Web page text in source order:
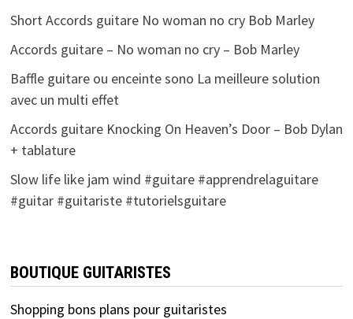
Short Accords guitare No woman no cry Bob Marley
Accords guitare – No woman no cry – Bob Marley
Baffle guitare ou enceinte sono La meilleure solution
avec un multi effet
Accords guitare Knocking On Heaven’s Door – Bob Dylan
+ tablature
Slow life like jam wind #guitare #apprendrelaguitare
#guitar #guitariste #tutorielsguitare
BOUTIQUE GUITARISTES
Shopping bons plans pour guitaristes